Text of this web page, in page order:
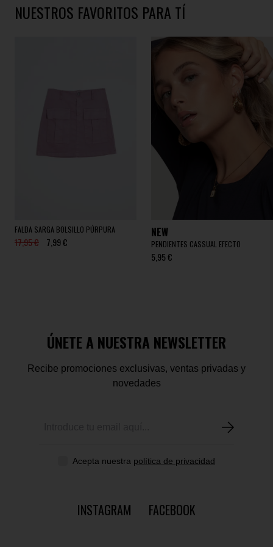
NUESTROS FAVORITOS PARA TÍ
FALDA SARGA BOLSILLO PÚRPURA
17,95 € 7,99 €
NEW
PENDIENTES CASSUAL EFECTO
5,95 €
ÚNETE A NUESTRA NEWSLETTER
Recibe promociones exclusivas, ventas privadas y
novedades
Acepta nuestra política de privacidad
INSTAGRAM FACEBOOK